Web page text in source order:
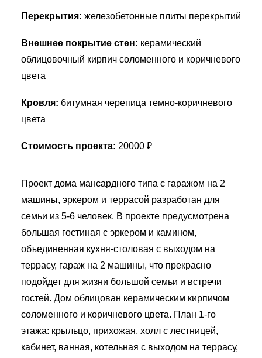
Перекрытия: железобетонные плиты перекрытий
Внешнее покрытие стен: керамический
облицовочный кирпич соломенного и коричневого
цвета
Кровля: битумная черепица темно-коричневого
цвета
Стоимость проекта: 20000 ₽
Проект дома мансардного типа с гаражом на 2
машины, эркером и террасой разработан для
семьи из 5-6 человек. В проекте предусмотрена
большая гостиная с эркером и камином,
объединенная кухня-столовая с выходом на
террасу, гараж на 2 машины, что прекрасно
подойдет для жизни большой семьи и встречи
гостей. Дом облицован керамическим кирпичом
соломенного и коричневого цвета. План 1-го
этажа: крыльцо, прихожая, холл с лестницей,
кабинет, ванная, котельная с выходом на террасу,